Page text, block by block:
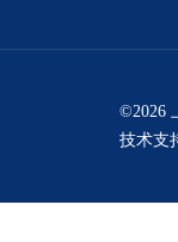
©2026
技术支